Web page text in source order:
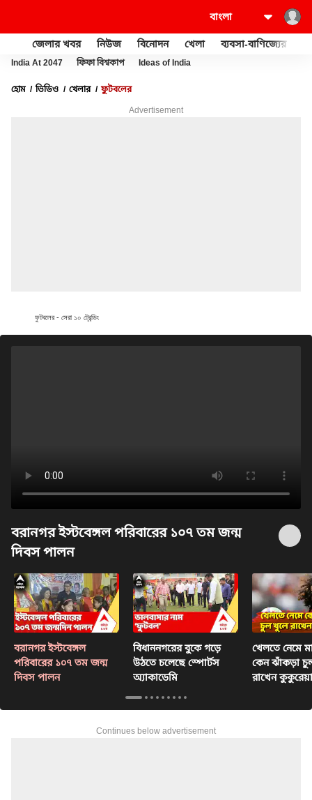
জেলার খবর নিউজ বিনোদন খেলা ব্যবসা-বাণিজ্যের
India At 2047 ফিফা বিশ্বকাপ Ideas of India
হোম ভিডিও খেলার ফুটবলের
Advertisement
ফুটবলের - সেরা ১০ ট্রেন্ডিং
বরানগর ইস্টবেঙ্গল পরিবারের ১০৭ তম জন্ম
দিবস পালন
বরানগর ইস্টবেঙ্গল
পরিবারের ১০৭ তম জন্ম
দিবস পালন
বিধাননগরের বুকে গড়ে
উঠতে চলেছে স্পোর্টস
অ্যাকাডেমি
খেলতে নেমে
কেন ঝাঁকড়া
রাখেন
Continues below advertisement